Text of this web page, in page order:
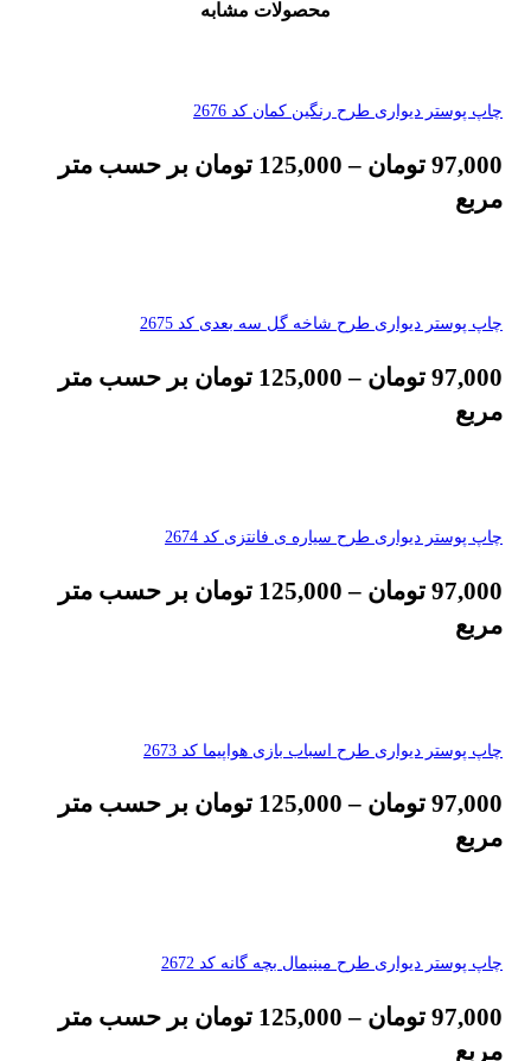
محصولات مشابه
چاپ پوستر دیواری طرح رنگین کمان کد 2676
97,000 تومان –
125,000 تومان بر حسب متر
مربع
چاپ پوستر دیواری طرح شاخه گل سه بعدی کد 2675
97,000 تومان –
125,000 تومان بر حسب متر
مربع
چاپ پوستر دیواری طرح سیاره ی فانتزی کد 2674
97,000 تومان –
125,000 تومان بر حسب متر
مربع
چاپ پوستر دیواری طرح اسباب بازی هواپیما کد 2673
97,000 تومان –
125,000 تومان بر حسب متر
مربع
چاپ پوستر دیواری طرح مینیمال بچه گانه کد 2672
97,000 تومان –
125,000 تومان بر حسب متر
مربع